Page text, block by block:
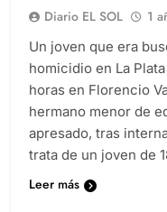
Diario EL SOL 1
Un joven que era
homicidio en La
horas en Florencio
hermano menor de
apresado, tras
trata de un joven de
Leer más